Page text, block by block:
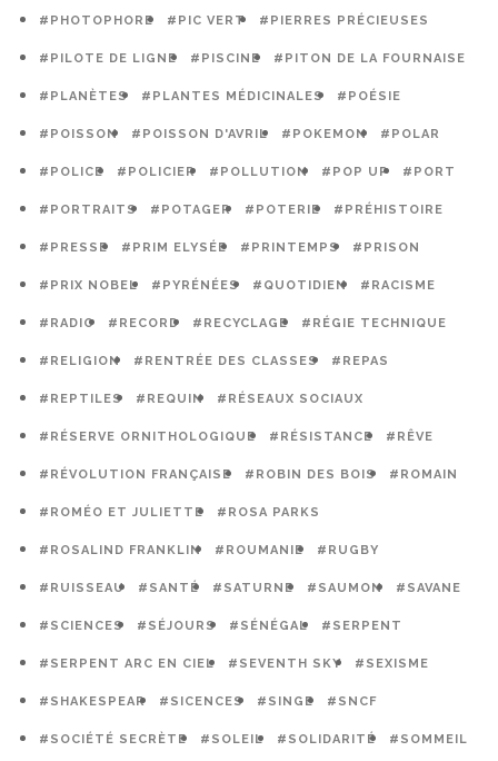
#PHOTOPHORE #PIC VERT #PIERRES PRÉCIEUSES
#PILOTE DE LIGNE #PISCINE #PITON DE LA FOURNAISE
#PLANÈTES #PLANTES MÉDICINALES #POÉSIE
#POISSON #POISSON D'AVRIL #POKEMON #POLAR
#POLICE #POLICIER #POLLUTION #POP UP #PORT
#PORTRAITS #POTAGER #POTERIE #PRÉHISTOIRE
#PRESSE #PRIM ELYSÉE #PRINTEMPS #PRISON
#PRIX NOBEL #PYRÉNÉES #QUOTIDIEN #RACISME
#RADIO #RECORD #RECYCLAGE #RÉGIE TECHNIQUE
#RELIGION #RENTRÉE DES CLASSES #REPAS
#REPTILES #REQUIN #RÉSEAUX SOCIAUX
#RÉSERVE ORNITHOLOGIQUE #RÉSISTANCE #RÊVE
#RÉVOLUTION FRANÇAISE #ROBIN DES BOIS #ROMAIN
#ROMÉO ET JULIETTE #ROSA PARKS
#ROSALIND FRANKLIN #ROUMANIE #RUGBY
#RUISSEAU #SANTÉ #SATURNE #SAUMON #SAVANE
#SCIENCES #SÉJOURS #SÉNÉGAL #SERPENT
#SERPENT ARC EN CIEL #SEVENTH SKY #SEXISME
#SHAKESPEAR #SICENCES #SINGE #SNCF
#SOCIÉTÉ SECRÈTE #SOLEIL #SOLIDARITÉ #SOMMEIL